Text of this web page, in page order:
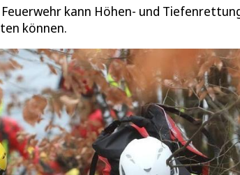
kann Höhen- und
können.